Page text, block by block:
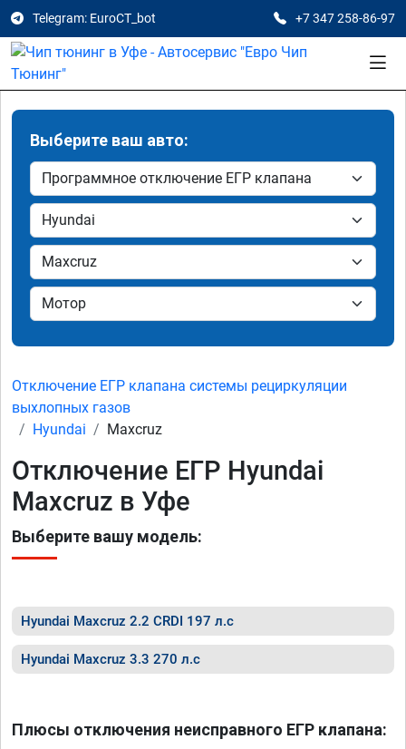
Telegram: EuroCT_bot +7 347 258-86-97
Выберите ваш авто:
Отключение ЕГР клапана системы рециркуляции
выхлопных газов
Hyundai
Maxcruz
Отключение ЕГР Hyundai
Maxcruz в Уфе
Выберите вашу модель:
Hyundai Maxcruz 2.2 CRDI 197 л.с
Hyundai Maxcruz 3.3 270 л.с
Плюсы отключения неисправного ЕГР клапана: